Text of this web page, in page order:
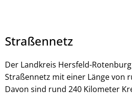
Straßennetz
Der Landkreis Hersfeld-
Straßennetz mit einer Länge von
Davon sind rund 240 Kilometer